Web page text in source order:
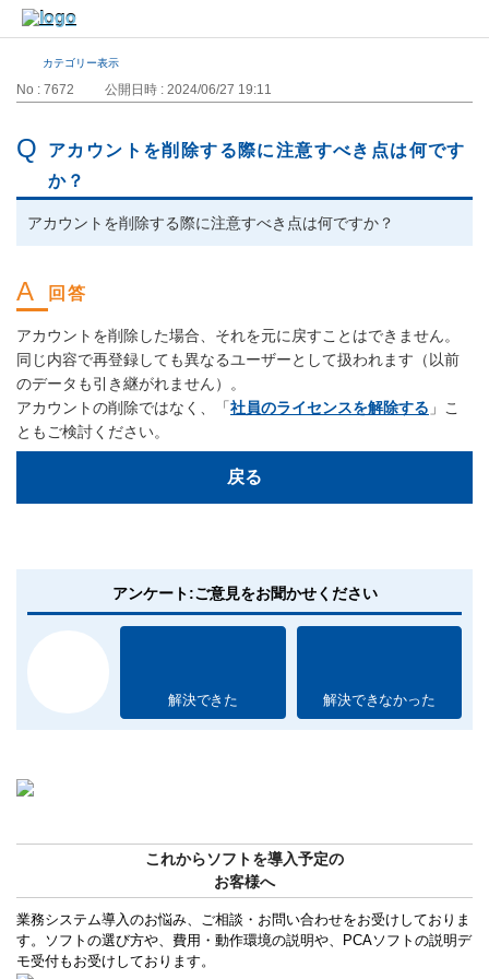
カテゴリー表示
No : 7672 公開日時 : 2024/06/27 19:11
アカウントを削除する際に注意すべき点は何です
か？
アカウントを削除する際に注意すべき点は何ですか？
アカウントを削除した場合、それを元に戻すことはできません。
同じ内容で再登録しても異なるユーザーとして扱われます（以前
のデータも引き継がれません）。
アカウントの削除ではなく、「社員のライセンスを解除する 」こ
ともご検討ください。
戻る
アンケート:ご意見をお聞かせください
解決できた 解決できなかった
これからソフトを導入予定の
お客様へ
業務システム導入のお悩み、ご相談・お問い合わせをお受けしておりま
す。ソフトの選び方や、費用・動作環境の説明や、PCAソフトの説明デ
モ受付もお受けしております。